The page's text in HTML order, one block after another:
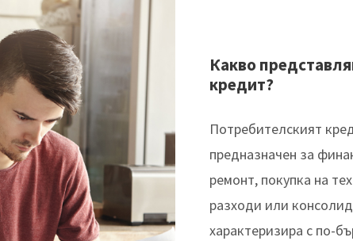
Какво
кредит?
Потребителският
предназначен за
ремонт, покупка на
разходи или
характеризира с по-